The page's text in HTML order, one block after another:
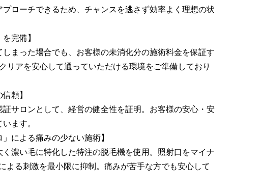
ローチできるため、チャンスを逃さず効率よく理想の状
完備】
まった場合でも、お客様の未消化分の施術料金を保証す
リアを安心して通っていただける環境をご準備しており
頼】
サロンとして、経営の健全性を証明。お客様の安心・安
ます。
による痛みの少ない施術】
濃い毛に特化した特注の脱毛機を使用。照射口をマイナ
よる刺激を最小限に抑制。痛みが苦手な方でも安心して